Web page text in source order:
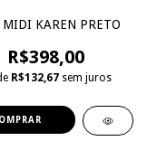
KAREN PRETO
R$398,00
R$132,67 sem juros